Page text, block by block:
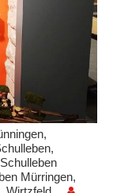
,
,
Schulleben
Mürringen,